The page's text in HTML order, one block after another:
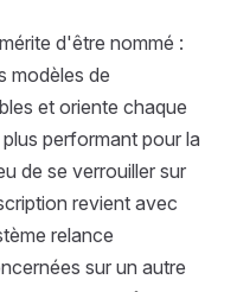
d'être nommé :
modèles de
et oriente chaque
performant pour la
de se verrouiller sur
revient avec
relance
sur un autre